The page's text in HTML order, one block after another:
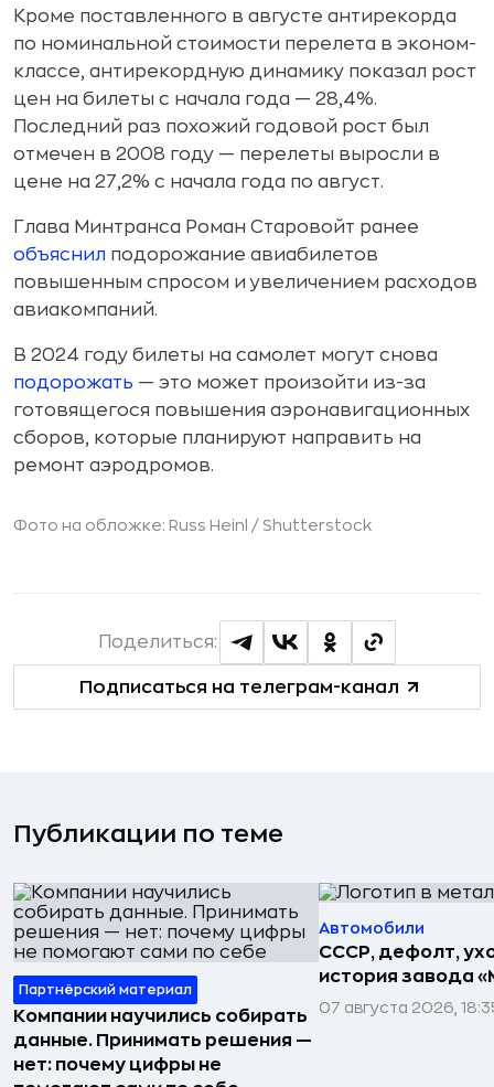
Кроме поставленного в августе антирекорда
по номинальной стоимости перелета в эконом-
классе, антирекордную динамику показал рост
цен на билеты с начала года — 28,4%.
Последний раз похожий годовой рост был
отмечен в 2008 году — перелеты выросли в
цене на 27,2% с начала года по август.
Глава Минтранса Роман Старовойт ранее
объяснил подорожание авиабилетов
повышенным спросом и увеличением расходов
авиакомпаний.
В 2024 году билеты на самолет могут снова
подорожать — это может произойти из-за
готовящегося повышения аэронавигационных
сборов, которые планируют направить на
ремонт аэродромов.
Фото на обложке: Russ Heinl / Shutterstock
Подписаться на телеграм-канал
Поделиться:
Публикации по теме
Партнёрский материал
Компании научились собирать
данные. Принимать решения —
нет: почему цифры не
Автомобили
СССР, дефолт,
история завода
07 августа 2026,